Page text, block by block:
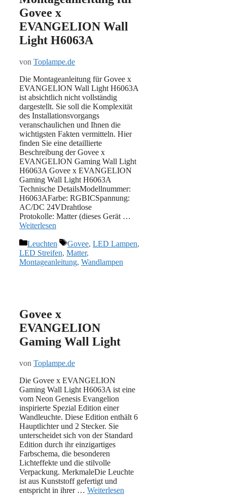
Govee x
EVANGELION Wall
Light H6063A
von Toplampe.de
Die Montageanleitung für Govee x
EVANGELION Wall Light H6063A
ist absichtlich nicht vollständig
dargestellt. Sie soll die Komplexität
des Installationsvorgangs
veranschaulichen und Ihnen die
wichtigsten Fakten vermitteln. Hier
finden Sie eine detaillierte
Beschreibung der Govee x
EVANGELION Gaming Wall Light
H6063A Govee x EVANGELION
Gaming Wall Light H6063A
Technische DetailsModellnummer:
H6063AFarbe: RGBICSpannung:
AC/DC 24VDrahtlose
Protokolle: Matter (dieses Gerät …
Weiterlesen
Kategorien
Leuchten Schlagwörter
Govee, LED Lampen,
LED Streifen, Matter,
Montageanleitung, Wandlampen
Govee x
EVANGELION
Gaming Wall Light
von Toplampe.de
Die Govee x EVANGELION
Gaming Wall Light H6063A ist eine
vom Neon Genesis Evangelion
inspirierte Spezial Edition einer
Wandleuchte. Diese Edition enthält 6
Hauptlichter und 2 Stecker. Sie
unterscheidet sich von der Standard
Edition durch ihr einzigartiges
Farbschema, die besonderen
Lichteffekte und die stilvolle
Verpackung. MerkmaleDie Leuchte
ist aus Kunststoff gefertigt und
entspricht in ihrer … Weiterlesen